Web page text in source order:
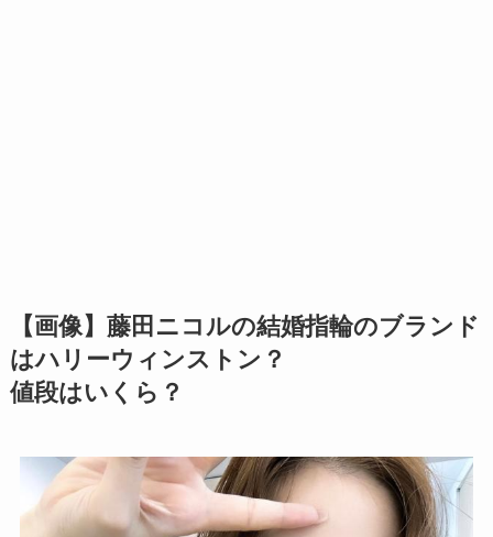
【画像】藤田ニコルの結婚指輪のブランド
はハリーウィンストン？
値段はいくら？